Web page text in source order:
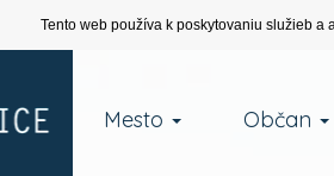
Tento web používa k poskytovaniu služieb a
Mesto Občan